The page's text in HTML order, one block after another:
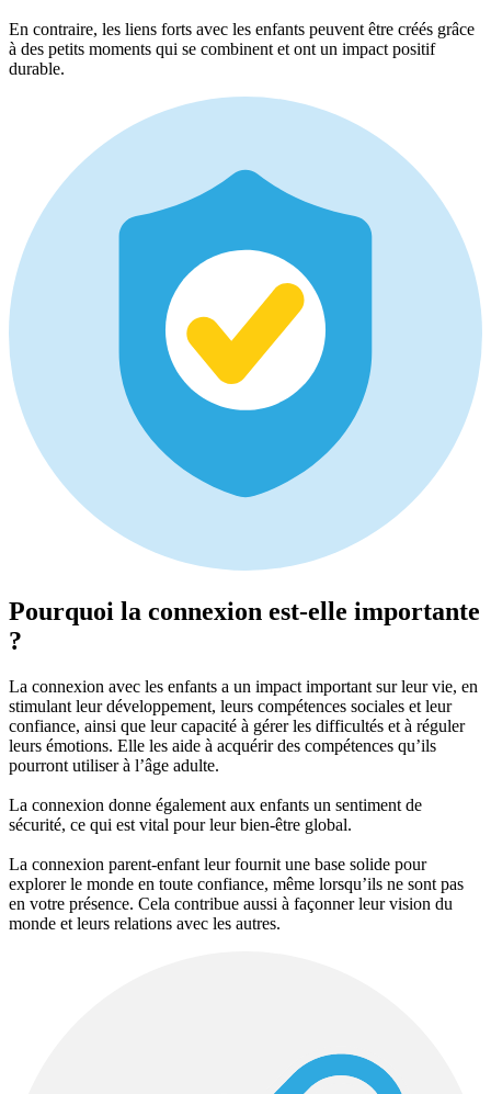
En contraire, les liens forts avec les enfants peuvent être créés grâce
à des petits moments qui se combinent et ont un impact positif
durable.
Pourquoi la connexion est-elle importante
?
La connexion avec les enfants a un impact important sur leur vie, en
stimulant leur développement, leurs compétences sociales et leur
confiance, ainsi que leur capacité à gérer les difficultés et à réguler
leurs émotions. Elle les aide à acquérir des compétences qu’ils
pourront utiliser à l’âge adulte.
La connexion donne également aux enfants un sentiment de
sécurité, ce qui est vital pour leur bien-être global.
La connexion parent-enfant leur fournit une base solide pour
explorer le monde en toute confiance, même lorsqu’ils ne sont pas
en votre présence. Cela contribue aussi à façonner leur vision du
monde et leurs relations avec les autres.